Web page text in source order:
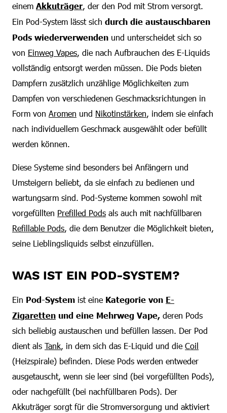
einem Akkuträger, der den Pod mit Strom versorgt.
Ein Pod-System lässt sich durch die austauschbaren
Pods wiederverwenden und unterscheidet sich so
von Einweg Vapes, die nach Aufbrauchen des E-Liquids
vollständig entsorgt werden müssen. Die Pods bieten
Dampfern zusätzlich unzählige Möglichkeiten zum
Dampfen von verschiedenen Geschmacksrichtungen in
Form von Aromen und Nikotinstärken, indem sie einfach
nach individuellem Geschmack ausgewählt oder befüllt
werden können.
Diese Systeme sind besonders bei Anfängern und
Umsteigern beliebt, da sie einfach zu bedienen und
wartungsarm sind. Pod-Systeme kommen sowohl mit
vorgefüllten Prefilled Pods als auch mit nachfüllbaren
Refillable Pods, die dem Benutzer die Möglichkeit bieten,
seine Lieblingsliquids selbst einzufüllen.
WAS IST EIN POD-SYSTEM?
Ein Pod-System ist eine Kategorie von E-
Zigaretten und eine Mehrweg Vape, deren Pods
sich beliebig austauschen und befüllen lassen. Der Pod
dient als Tank, in dem sich das E-Liquid und die Coil
(Heizspirale) befinden. Diese Pods werden entweder
ausgetauscht, wenn sie leer sind (bei vorgefüllten Pods),
oder nachgefüllt (bei nachfüllbaren Pods). Der
Akkuträger sorgt für die Stromversorgung und aktiviert